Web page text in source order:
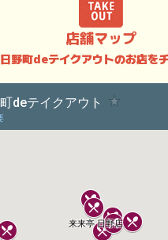
店舗マップ
日野町deテイクアウトのお店を